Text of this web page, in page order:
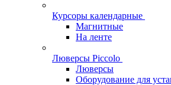
Курсоры календарные
Магнитные
На ленте
Люверсы Piccolo
Люверсы
Оборудование для